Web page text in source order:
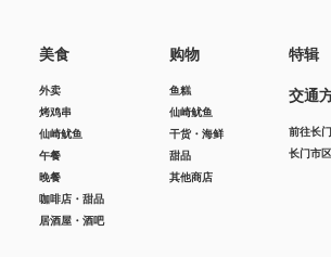
美食
外卖
烤鸡串
仙崎鱿鱼
午餐
晚餐
咖啡店・甜品
居酒屋・酒吧
购物
鱼糕
仙崎鱿鱼
干货・海鲜
甜品
其他商店
特辑
交通
前往长
长门市